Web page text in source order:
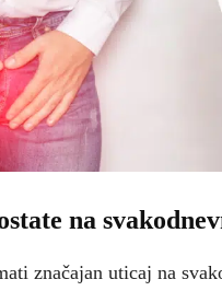
na
značajan uticaj na